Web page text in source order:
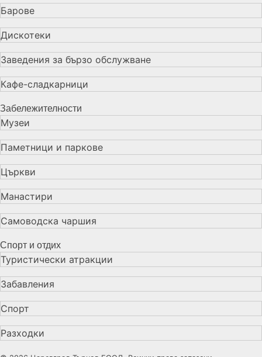
Барове
Дискотеки
Заведения за бързо обслужване
Кафе-сладкарници
Забележителности
Музеи
Паметници и паркове
Църкви
Манастири
Самоводска чаршия
Спорт и отдих
Туристически атракции
Забавления
Спорт
Разходки